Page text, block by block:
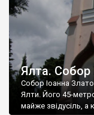
Ялта. Собор
Собор Іоанна
Ялти. Його 45-
майже звідусіль, а